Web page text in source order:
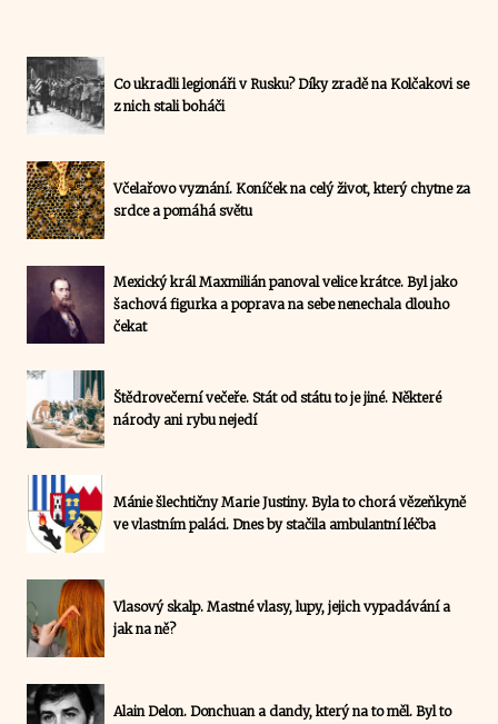
Co ukradli legionáři v Rusku? Díky zradě na Kolčakovi se
z nich stali boháči
Včelařovo vyznání. Koníček na celý život, který chytne za
srdce a pomáhá světu
Mexický král Maxmilián panoval velice krátce. Byl jako
šachová figurka a poprava na sebe nenechala dlouho
čekat
Štědrovečerní večeře. Stát od státu to je jiné. Některé
národy ani rybu nejedí
Mánie šlechtičny Marie Justiny. Byla to chorá vězeňkyně
ve vlastním paláci. Dnes by stačila ambulantní léčba
Vlasový skalp. Mastné vlasy, lupy, jejich vypadávání a
jak na ně?
Alain Delon. Donchuan a dandy, který na to měl. Byl to